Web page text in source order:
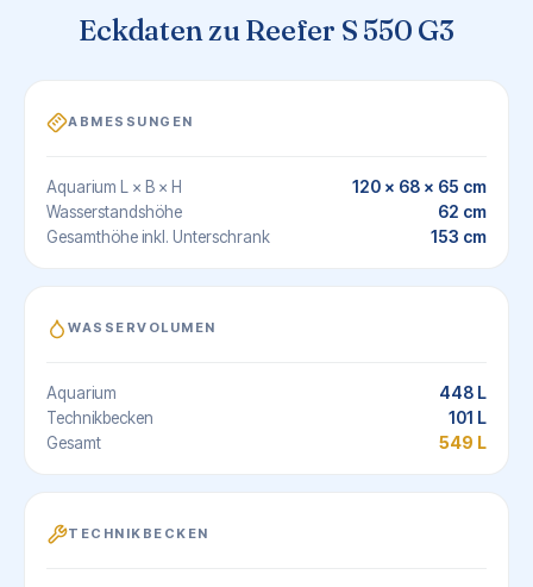
Eckdaten zu Reefer S 550 G3
ABMESSUNGEN
Aquarium L × B × H 120 × 68 × 65 cm
Wasserstandshöhe 62 cm
Gesamthöhe inkl. Unterschrank 153 cm
WASSERVOLUMEN
Aquarium 448 L
Technikbecken 101 L
Gesamt 549 L
TECHNIKBECKEN